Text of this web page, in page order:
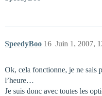
SpeedyBoo Juin 1, 2007,
16
Ok, cela fonctionne, je ne sais
l’heure…
Je suis donc avec toutes les